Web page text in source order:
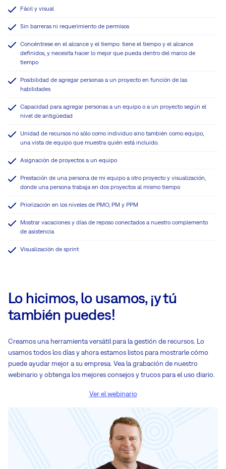
Fácil y visual
Sin barreras ni requerimiento de permisos
Concéntrese en el alcance y el tiempo: tiene el tiempo y el alcance
definidos, y necesita hacer lo mejor que pueda dentro del marco de
tiempo
Posibilidad de agregar personas a un proyecto en función de las
habilidades
Capacidad para agregar personas a un equipo o a un proyecto según el
nivel de antigüedad
Unidad de recursos no sólo como individuo sino también como equipo,
una vista de equipo que muestra quién está incluido.
Asignación de proyectos a un equipo
Prestación de una persona de mi equipo a otro proyecto y visualización,
donde una persona trabaja en dos proyectos al mismo tiempo
Priorización en los niveles de PMO, PM y PPM
Mostrar vacaciones y días de reposo conectados a nuestro complemento
de asistencia
Visualización de sprint
Lo hicimos, lo usamos, ¡y tú
también puedes!
Creamos una herramienta versátil para la gestión de recursos. Lo
usamos todos los días y ahora estamos listos para mostrarle cómo
puede ayudar mejor a su empresa. Vea la grabación de nuestro
webinario y obtenga los mejores consejos y trucos para el uso diario.
Ver el webinario